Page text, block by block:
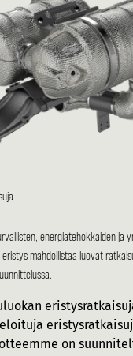
energiatehokkaiden ja
mahdollistaa luovat
on